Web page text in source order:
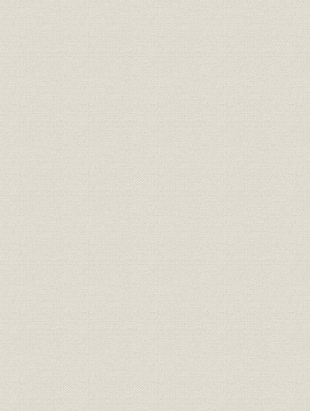
事業所 中電局の部分改式 昭和37年8
事業所 新旧中電局内部 昭和37年
電話 加入電話数の推移
明治23年
和32年
電話;普及率 都市別加入電話数(10大都市) 昭和32年
国際比較;ランキング 世界主要都市の電話機数 昭和33年
電話;融資
銀行から全額融資を受けた場合
の例
昭和38年
技術;施設 通話完了率向上対策の実施状況
昭和33年